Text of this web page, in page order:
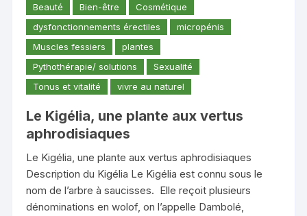
Beauté Bien-être
Cosmétique
dysfonctionnements érectiles
micropénis
Muscles fessiers
plantes
Pythothérapie/ solutions
Sexualité
Tonus et vitalité
vivre au naturel
Le Kigélia, une plante aux vertus
aphrodisiaques
Le Kigélia, une plante aux vertus aphrodisiaques
Description du Kigélia Le Kigélia est connu sous le
nom de l’arbre à saucisses. Elle reçoit plusieurs
dénominations en wolof, on l’appelle Dambolé,